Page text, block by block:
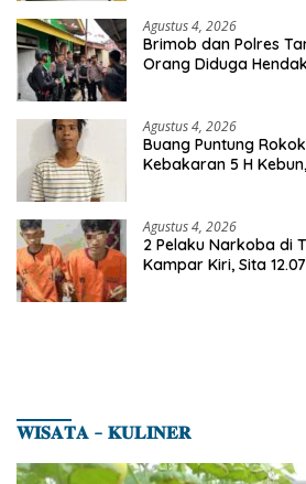
Agustus 4, 2026
Brimob dan Polres
Orang Diduga
Agustus 4, 2026
Buang Puntung
Kebakaran 5 H
Agustus 4, 2026
2 Pelaku Narkoba di
Kampar Kiri, Sita
𝐖𝐈𝐒𝐀𝐓𝐀 – 𝐊𝐔𝐋𝐈𝐍𝐄𝐑